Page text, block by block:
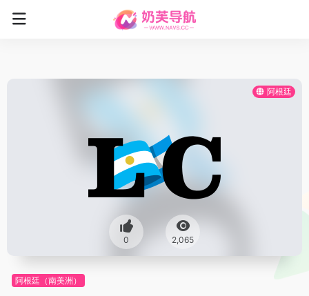
阿根廷
0 2,065
阿根廷（南美洲）